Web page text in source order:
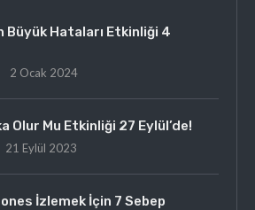
Büyük Hataları Etkinliği 4
2 Ocak 2024
Olur Mu Etkinliği 27 Eylül’de!
21 Eylül 2023
İzlemek İçin 7 Sebep